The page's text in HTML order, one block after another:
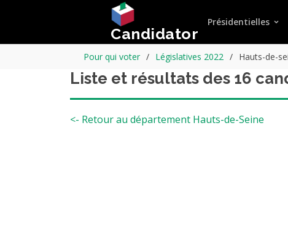
Candidator
Présidentielles
Pour qui voter Législatives 2022 Hauts-de-
Liste et résultats des 16
<- Retour au département Hauts-de-Seine